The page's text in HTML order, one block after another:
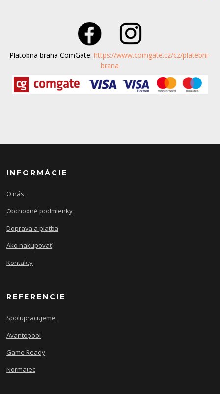
Platobná brána ComGate:https://www.comgate.cz/cz/platebni-
brana
INFORMÁCIE
O nás
Obchodné podmienky
Doprava a platba
Ako nakupovať
Kontakty
REFERENCIE
Spolupracujeme
Avantopool
Game Ready
Normatec